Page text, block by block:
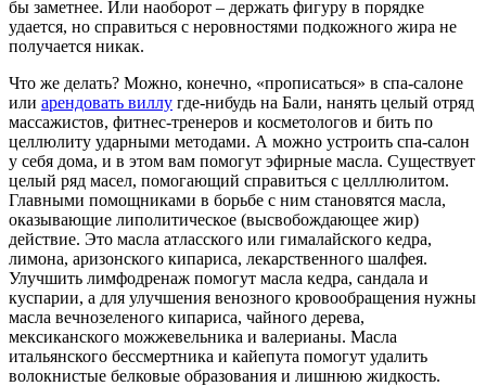
бы заметнее. Или наоборот – держать фигуру в порядке
удается, но справиться с неровностями подкожного жира не
получается никак.
Что же делать? Можно, конечно, «прописаться» в спа-салоне
или арендовать виллу где-нибудь на Бали, нанять целый отряд
массажистов, фитнес-тренеров и косметологов и бить по
целлюлиту ударными методами. А можно устроить спа-салон
у себя дома, и в этом вам помогут эфирные масла. Существует
целый ряд масел, помогающий справиться с целллюлитом.
Главными помощниками в борьбе с ним становятся масла,
оказывающие липолитическое (высвобождающее жир)
действие. Это масла атласского или гималайского кедра,
лимона, аризонского кипариса, лекарственного шалфея.
Улучшить лимфодренаж помогут масла кедра, сандала и
куспарии, а для улучшения венозного кровообращения нужны
масла вечнозеленого кипариса, чайного дерева,
мексиканского можжевельника и валерианы. Масла
итальянского бессмертника и кайепута помогут удалить
волокнистые белковые образования и лишнюю жидкость.